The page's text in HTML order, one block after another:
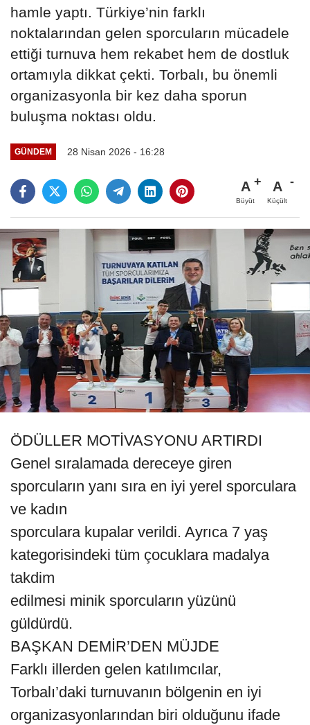
hamle yaptı. Türkiye’nin farklı
noktalarından gelen sporcuların mücadele
ettiği turnuva hem rekabet hem de dostluk
ortamıyla dikkat çekti. Torbalı, bu önemli
organizasyonla bir kez daha sporun
buluşma noktası oldu.
GÜNDEM 28 Nisan 2026 - 16:28
A
Büyüt
A
Küçült
ÖDÜLLER MOTİVASYONU ARTIRDI
Genel sıralamada dereceye giren
sporcuların yanı sıra en iyi yerel sporculara
ve kadın
sporculara kupalar verildi. Ayrıca 7 yaş
kategorisindeki tüm çocuklara madalya
takdim
edilmesi minik sporcuların yüzünü
güldürdü.
BAŞKAN DEMİR’DEN MÜJDE
Farklı illerden gelen katılımcılar,
Torbalı’daki turnuvanın bölgenin en iyi
organizasyonlarından biri olduğunu ifade